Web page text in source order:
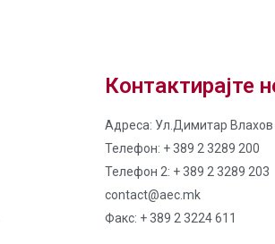
Контактирајте
Адреса: Ул.Димитар Влахов
Телефон: + 389 2 3289 200
Телефон 2: + 389 2 3289 203
contact@aec.mk
Факс: + 389 2 3224 611